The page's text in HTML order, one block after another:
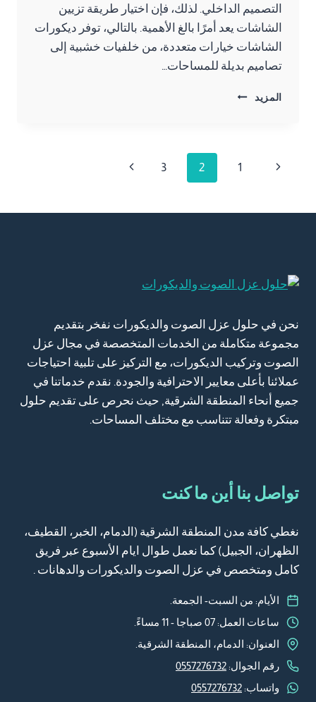
التصميم الداخلي. لذلك، فإن اختيار طريقة تزيين
الشاشات يعد أمرًا بالغ الأهمية. بالتالي، توفر ديكورات
الشاشات خيارات متعددة، من خلفيات خشبية إلى
تصاميم بديلة للمساحات…
المزيد
ديكورات
0557276732
خلفيات
الدمام
تنقلالصفحة
1
2
3
الصفحة
نحن في حلول عزل الصوت والديكورات نفخر بتقديم
مجموعة متكاملة من الخدمات المتخصصة في مجال عزل
الصوت وتركيب الديكورات، مع التركيز على تلبية احتياجات
عملائنا بأعلى معايير الاحترافية والجودة. نقدم خدماتنا في
جميع أنحاء المنطقة الشرقية, حيث نحرص على تقديم حلول
مبتكرة وفعالة تتناسب مع مختلف المساحات.
تواصل بنا أين ما كنت
نغطي كافة مدن المنطقة الشرقية (الدمام، الخبر، القطيف،
الظهران، الجبيل) كما نعمل طوال ايام الأسبوع عبر فريق
كامل ومتخصص في عزل الصوت والديكورات والدهانات .
الأيام: من السبت- الجمعة.
ساعات العمل: 07 صباجا - 11 مساءً.
العنوان: الدمام، المنطقة الشرقية.
رقم الجوال: 0557276732
واتساب: 0557276732